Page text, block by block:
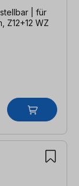
| für
Z12+12 WZ